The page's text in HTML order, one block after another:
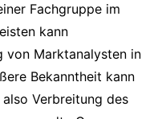
Fachgruppe im
kann
von Marktanalysten in
Bekanntheit kann
Verbreitung des